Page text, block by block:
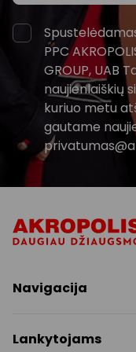
PPC
GROUP, UAB
naujienlaiškių
kuriuo metu
gautame
Navigacija
Paslaugos
Lankytojams